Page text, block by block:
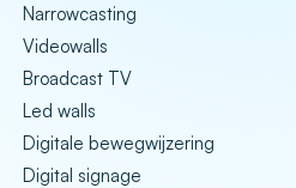
Narrowcasting
Videowalls
Broadcast TV
Led walls
Digitale bewegwijzering
Digital signage